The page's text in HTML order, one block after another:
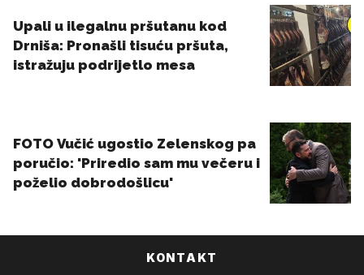
KONTAKT